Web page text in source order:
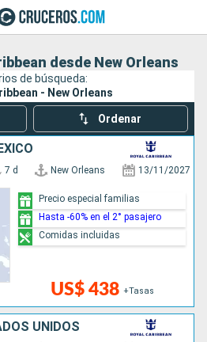
desde New Orleans
de búsqueda:
- New Orleans
Ordenar
7 d New Orleans 13/11/2027
US$ 438 +Tasas
Precio especial familias
Hasta -60% en el 2° pasajero
Comidas incluidas
UNIDOS